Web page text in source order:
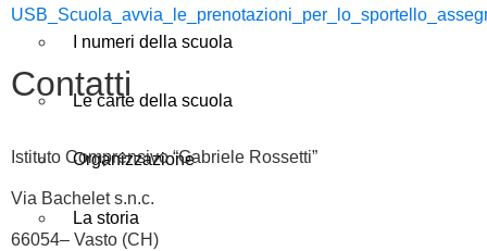
I numeri della scuola
Le carte della scuola
Organizzazione
La storia
Contatti
Istituto Comprensivo “Gabriele Rossetti”
Via Bachelet s.n.c.
66054– Vasto (CH)